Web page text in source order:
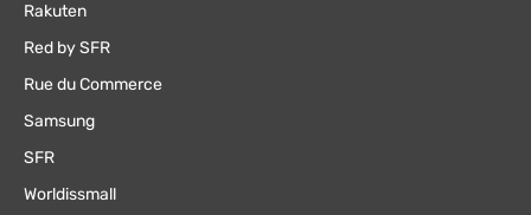
Rakuten
Red by SFR
Rue du Commerce
Samsung
SFR
Worldissmall